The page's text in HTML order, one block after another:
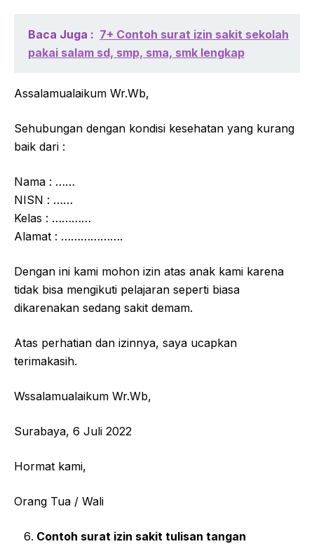
Baca Juga : 7+ Contoh surat izin sakit sekolah
pakai salam sd, smp, sma, smk lengkap
Assalamualaikum Wr.Wb,
Sehubungan dengan kondisi kesehatan yang kurang
baik dari :
Nama : ……
NISN : ……
Kelas : …………
Alamat : ……………….
Dengan ini kami mohon izin atas anak kami karena
tidak bisa mengikuti pelajaran seperti biasa
dikarenakan sedang sakit demam.
Atas perhatian dan izinnya, saya ucapkan
terimakasih.
Wssalamualaikum Wr.Wb,
Surabaya, 6 Juli 2022
Hormat kami,
Orang Tua / Wali
Contoh surat izin sakit tulisan tangan